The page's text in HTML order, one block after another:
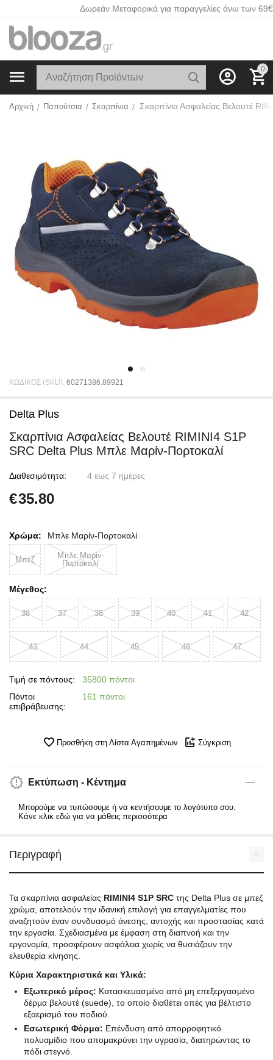
Δωρεάν Μεταφορικά για παραγγελίες άνω των 69€
0
Αρχική / Παπούτσια / Σκαρπίνια /
ΚΩΔΙΚΟΣ (SKU): 60271386.89921
Delta Plus
Σκαρπίνια Ασφαλείας Βελουτέ RIMINI4 S1P
SRC Delta Plus Μπλε Μαρίν-Πορτοκαλί
Διαθεσιμότητα: 4 εως 7 ημέρες
€35.80
Χρώμα: Μπλε Μαρίν-Πορτοκαλί
Μπεζ
Μπλε Μαρίν-
Πορτοκαλί
Μέγεθος:
36 37 38 39 40 41 42
43 44 45 46 47
Τιμή σε πόντους:
35800 πόντοι
Πόντοι
επιβράβευσης:
161 πόντοι
Προσθήκη στη Λίστα Αγαπημένων Σύγκριση
Εκτύπωση - Κέντημα
Μπορούμε να τυπώσουμε ή να κεντήσουμε το λογότυπο σου.
Κάνε κλικ εδώ για να μάθεις περισσότερα
Περιγραφή
Τα σκαρπίνια ασφαλείας RIMINI4 S1P SRC της Delta Plus σε μπεζ
χρώμα, αποτελούν την ιδανική επιλογή για επαγγελματίες που
αναζητούν έναν συνδυασμό άνεσης, αντοχής και προστασίας κατά
την εργασία. Σχεδιασμένα με έμφαση στη διαπνοή και την
εργονομία, προσφέρουν ασφάλεια χωρίς να θυσιάζουν την
ελευθερία κίνησης.
Κύρια Χαρακτηριστικά και Υλικά:
Εξωτερικό μέρος: Κατασκευασμένο από μη επεξεργασμένο
δέρμα βελουτέ (suede), το οποίο διαθέτει οπές για βέλτιστο
εξαερισμό του ποδιού.
Εσωτερική Φόρμα: Επένδυση από απορροφητικό
πολυαμίδιο που απομακρύνει την υγρασία, διατηρώντας το
πόδι στεγνό.